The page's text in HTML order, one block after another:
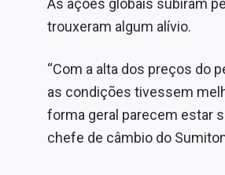
As ações globais subiram
trouxeram algum alívio.
“Com a alta dos preços do
as condições tivessem
forma geral parecem estar
chefe de câmbio do